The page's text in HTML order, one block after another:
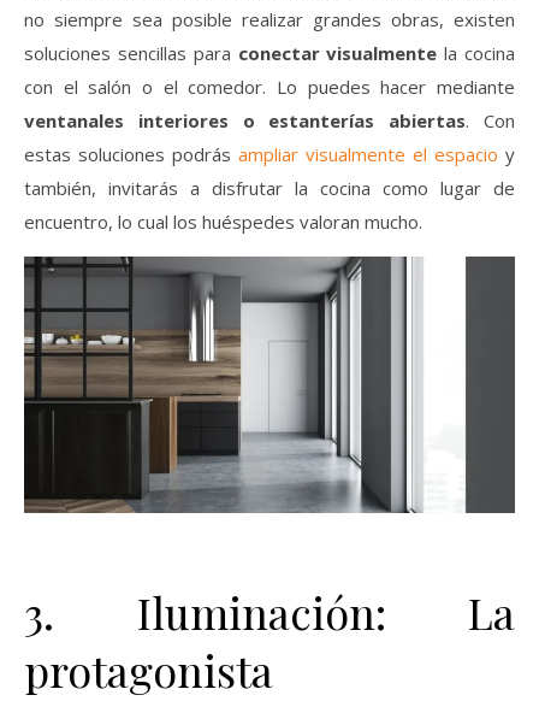
no siempre sea posible realizar grandes obras, existen
soluciones sencillas para conectar visualmente la cocina
con el salón o el comedor. Lo puedes hacer mediante
ventanales interiores o estanterías abiertas. Con
estas soluciones podrás ampliar visualmente el espacio y
también, invitarás a disfrutar la cocina como lugar de
encuentro, lo cual los huéspedes valoran mucho.
3. Iluminación: La
protagonista